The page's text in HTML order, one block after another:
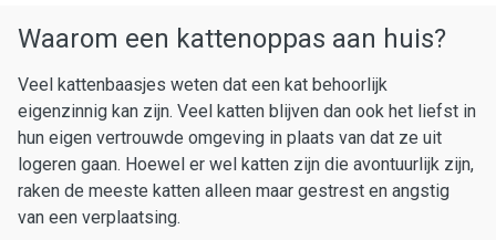
Waarom een kattenoppas aan huis?
Veel kattenbaasjes weten dat een kat behoorlijk
eigenzinnig kan zijn. Veel katten blijven dan ook het liefst in
hun eigen vertrouwde omgeving in plaats van dat ze uit
logeren gaan. Hoewel er wel katten zijn die avontuurlijk zijn,
raken de meeste katten alleen maar gestrest en angstig
van een verplaatsing.